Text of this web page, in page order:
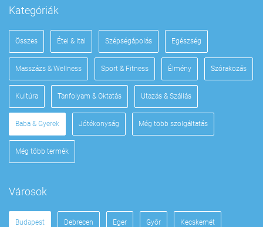
Kategóriák
Összes Étel & Ital Szépségápolás Egészség
Masszázs & Wellness Sport & Fitness Élmény Szórakozás
Kultúra Tanfolyam & Oktatás Utazás & Szállás
Baba & Gyerek Jótékonyság Még több szolgáltatás
Még több termék
Városok
Budapest Debrecen Eger Győr Kecskemét